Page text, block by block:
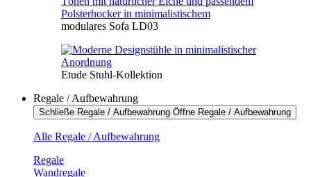
modulares Sofa LD03
Etude Stuhl-Kollektion
Regale / Aufbewahrung
Schließe Regale / Aufbewahrung Öffne Regale / Aufbewahrung
Alle Regale / Aufbewahrung
Regale
Wandregale